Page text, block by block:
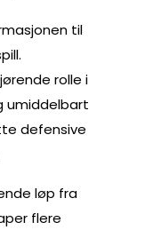
til
rolle i
umiddelbart
defensive
løp fra
flere